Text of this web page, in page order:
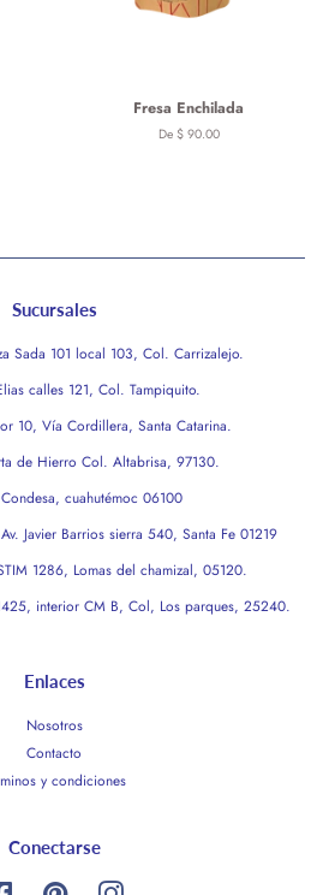
Fresa Enchilada
De $ 90.00
Sucursales
Sada 101 local 103, Col. Carrizalejo.
calles 121, Col. Tampiquito.
10, Vía Cordillera, Santa Catarina.
de Hierro Col. Altabrisa, 97130.
cuahutémoc 06100
Javier Barrios sierra 540, Santa Fe 01219
1286, Lomas del chamizal, 05120.
interior CM B, Col, Los parques, 25240.
Enlaces
Nosotros
Contacto
y condiciones
Conectarse